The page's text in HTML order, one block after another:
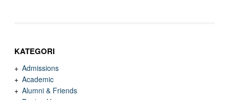
KATEGORI
Admissions
Academic
Alumni & Friends